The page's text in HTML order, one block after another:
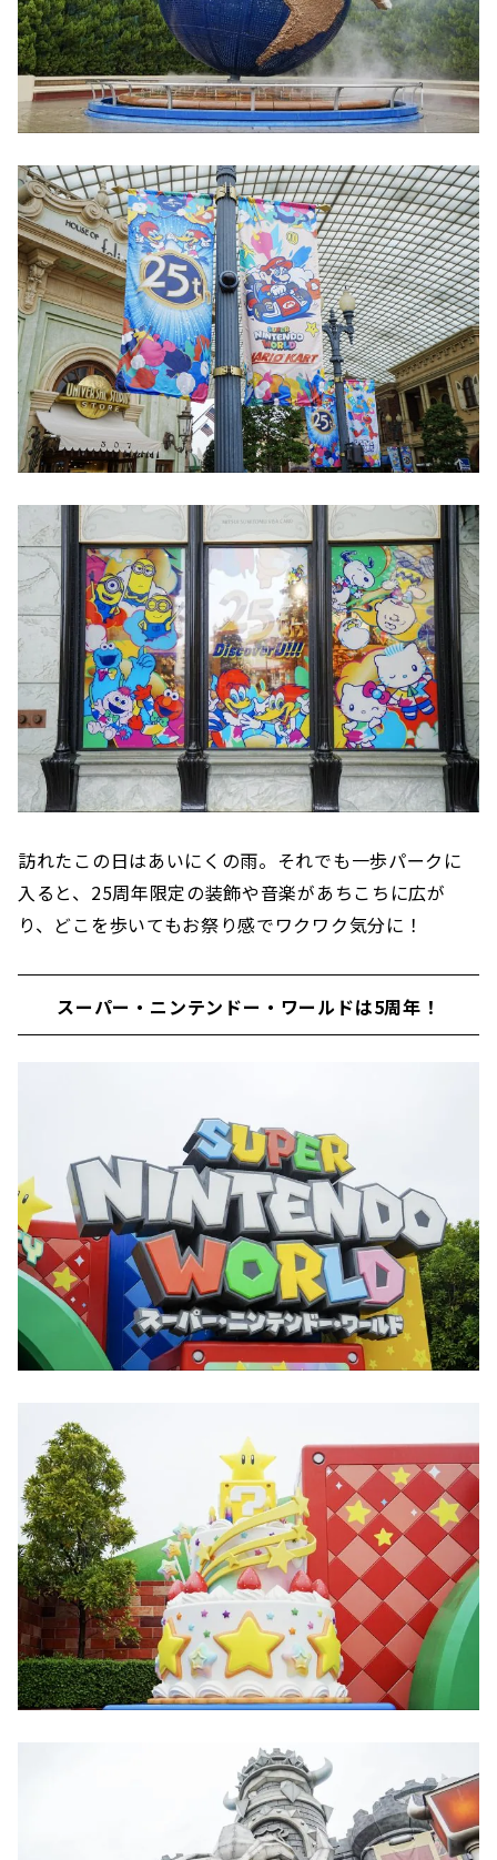
訪れたこの日はあいにくの雨。それでも一歩パークに
入ると、25周年限定の装飾や音楽があちこちに広が
り、どこを歩いてもお祭り感でワクワク気分に！
スーパー・ニンテンドー・ワールドは5周年！